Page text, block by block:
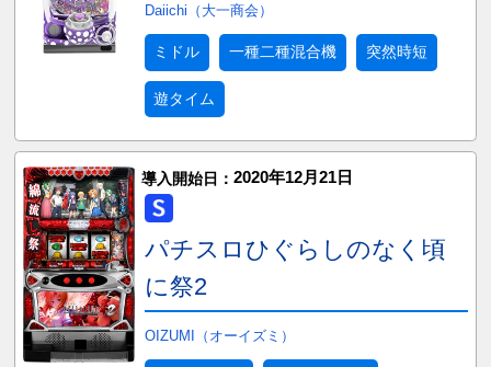
Daiichi（大一商会）
ミドル 一種二種混合機 突然時短
遊タイム
導入開始日： 2020年12月21日
パチスロひぐらしのなく頃
に祭2
OIZUMI（オーイズミ）